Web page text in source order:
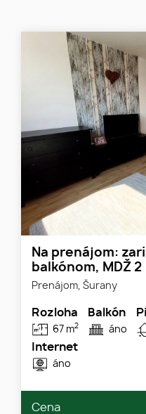
Na prenájom:
balkónom, MDŽ 2
Prenájom, Šurany
Rozloha
67 m2
Balkón
áno
Internet
áno
Cena